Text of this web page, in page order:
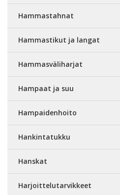
Hammastahnat
Hammastikut ja langat
Hammasväliharjat
Hampaat ja suu
Hampaidenhoito
Hankintatukku
Hanskat
Harjoittelutarvikkeet